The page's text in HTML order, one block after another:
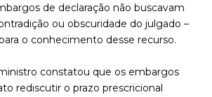
de declaração não buscavam
ou obscuridade do julgado –
o conhecimento desse recurso.
constatou que os embargos
rediscutir o prazo prescricional